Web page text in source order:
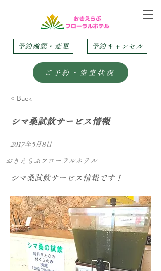
予約確認・変更 予約キャンセル
ご予約・空室状況
< Back
シマ桑試飲サービス情報
2017年5月8日
おきえらぶフローラルホテル
シマ桑試飲サービス情報です！